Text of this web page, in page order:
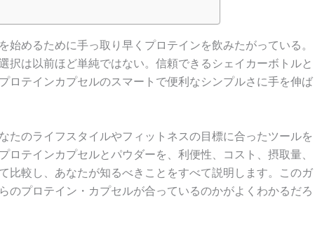
始めるために手っ取り早くプロテインを飲みたがっている。
択は以前ほど単純ではない。信頼できるシェイカーボトルと
ロテインカプセルのスマートで便利なシンプルさに手を伸ば
たのライフスタイルやフィットネスの目標に合ったツールを
ロテインカプセルとパウダーを、利便性、コスト、摂取量、
比較し、あなたが知るべきことをすべて説明します。このガ
のプロテイン・カプセルが合っているのかがよくわかるだろ